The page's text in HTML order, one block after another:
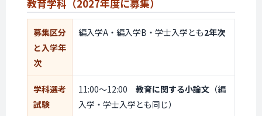
教育学科 （2027年度に募集）
募集区分
と入学年
次
編入学A・編入学B・学士入学とも2年次
学科選考
試験
11:00〜12:00 教育に関する小論文 （編
入学・学士入学とも同じ）